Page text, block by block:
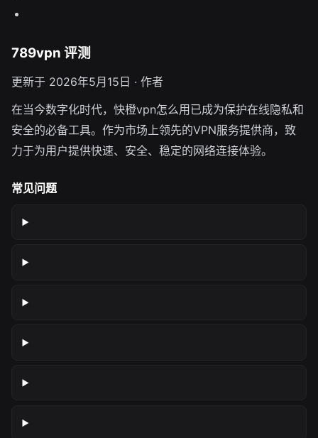
789vpn 评测
更新于 2026年5月15日 · 作者
在当今数字化时代，快橙vpn怎么用已成为保护在线隐私和
安全的必备工具。作为市场上领先的VPN服务提供商，致
力于为用户提供快速、安全、稳定的网络连接体验。
常见问题